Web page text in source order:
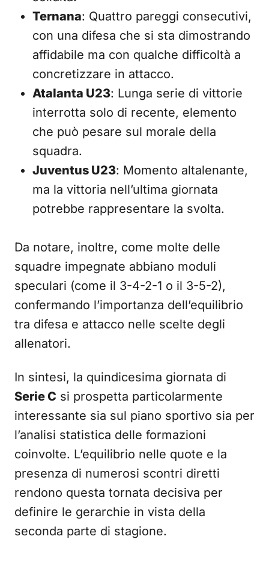
Ternana: Quattro pareggi consecutivi,
con una difesa che si sta dimostrando
affidabile ma con qualche difficoltà a
concretizzare in attacco.
Atalanta U23: Lunga serie di vittorie
interrotta solo di recente, elemento
che può pesare sul morale della
squadra.
Juventus U23: Momento altalenante,
ma la vittoria nell’ultima giornata
potrebbe rappresentare la svolta.
Da notare, inoltre, come molte delle
squadre impegnate abbiano moduli
speculari (come il 3-4-2-1 o il 3-5-2),
confermando l’importanza dell’equilibrio
tra difesa e attacco nelle scelte degli
allenatori.
In sintesi, la quindicesima giornata di
Serie C si prospetta particolarmente
interessante sia sul piano sportivo sia per
l’analisi statistica delle formazioni
coinvolte. L’equilibrio nelle quote e la
presenza di numerosi scontri diretti
rendono questa tornata decisiva per
definire le gerarchie in vista della
seconda parte di stagione.